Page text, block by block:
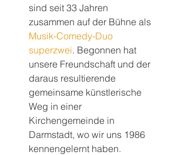
sind seit 33 Jahren
zusammen auf der Bühne als
Musik-Comedy-Duo
superzwei. Begonnen hat
unsere Freundschaft und der
daraus resultierende
gemeinsame künstlerische
Weg in einer
Kirchengemeinde in
Darmstadt, wo wir uns 1986
kennengelernt haben.